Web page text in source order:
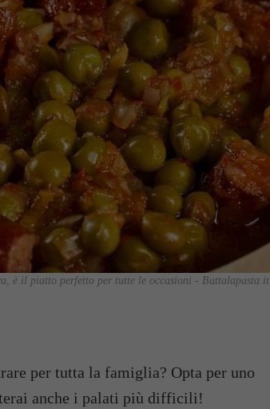
è il piatto perfetto per tutte le occasioni - Buttalapasta.it
per tutta la famiglia? Opta per uno
anche i palati più difficili!